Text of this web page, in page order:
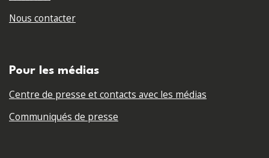
Nous contacter
Pour les médias
Centre de presse et contacts avec les médias
Communiqués de presse